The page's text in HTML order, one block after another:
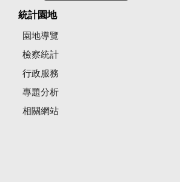
統計園地
園地導覽
檢察統計
行政服務
專題分析
相關網站